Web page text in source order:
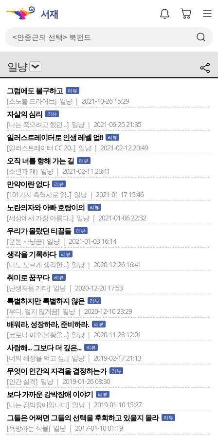
일냥
그럼에도 불구하고 리뷰
[스노볼 드라이브] 일냥 | 2021-10-26 15:29
자살의 심리 리뷰
[나는 죽으려고 했던 ..] 일냥 | 2021-06-25 21:35
일러스트레이터로 인생 레벨 업!! 리뷰
[일러스트레이터 CC 20..] 일냥 | 2021-02-12 20:49
오직 너를 향해 가는 길 리뷰
[소년과 개] 일냥 | 2021-02-11 23:41
만약이란 없다 리뷰
[101가지 흑역사로 읽..] 일냥 | 2021-01-17 15:46
노란의자와 아빠 호랑이의 리뷰
[세상에서 가장 아름다..] 일냥 | 2021-01-06 22:32
우리가 몰랐던 티끌들 리뷰
[푼돈 사냥꾼] 일냥 | 2021-01-03 16:14
생각을 기록하다 리뷰
[나도 모르게 생각한 ..] 일냥 | 2020-12-26 16:41
취미로 꿈꾸다 리뷰
[난생처음 기타] 일냥 | 2020-12-20 17:53
특별하지만 특별하지 않은 리뷰
[부디, 얼지 않게끔] 일냥 | 2020-12-10 23:29
배워라, 성장하라, 준비하라. 리뷰
[코로나 이후 불황을 ..] 일냥 | 2020-11-28 12:01
사랑해... 그보다 더 깊은... 리뷰
[너의 췌장을 먹고 싶..] 일냥 | 2019-02-17 21:13
무엇이 인간의 자격을 결정하는가 리뷰
[인간 실격] 일냥 | 2019-01-26 08:30
보다 가까운 강박장애 이야기 리뷰
[나는 강박장애입니다] 일냥 | 2019-01-10 15:27
그들은 어쩌면 그들의 선택을 후회하고 있을지 몰라 리뷰
[욕망하는 식물] 일냥 | 2017-01-10 01:19